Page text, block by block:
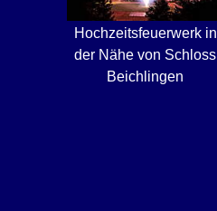
Hochzeitsfeuerwerk in
der Nähe von Schloss
Beichlingen